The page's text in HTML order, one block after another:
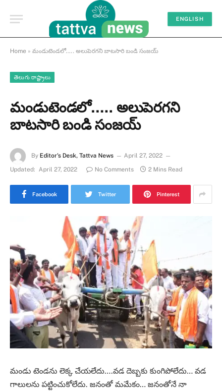
ENGLISH
Home » మండుటెండలో….. అలుపెరగని బాటసారి బండి సంజయ్
తెలుగు రాష్ట్రాలు
మండుటెండలో….. అలుపెరగని
బాటసారి బండి సంజయ్
By Editor's Desk, Tattva News
April 27, 2022
Updated: April 27, 2022 No Comments 2 Mins Read
Facebook Twitter Pinterest
మండు టెండను లెక్క చేయలేదు….వడ దెబ్బకు కుంగిపోలేదు… వడ
గాలులను పట్టించుకోలేదు. జనంతో మమేకం… జనంతోనే నా